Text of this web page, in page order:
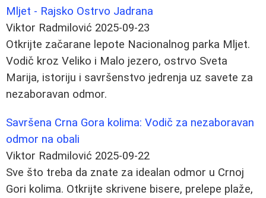
Mljet - Rajsko Ostrvo Jadrana
Viktor Radmilović 2025-09-23
Otkrijte začarane lepote Nacionalnog parka Mljet.
Vodič kroz Veliko i Malo jezero, ostrvo Sveta
Marija, istoriju i savršenstvo jedrenja uz savete za
nezaboravan odmor.
Savršena Crna Gora kolima: Vodič za nezaboravan
odmor na obali
Viktor Radmilović 2025-09-22
Sve što treba da znate za idealan odmor u Crnoj
Gori kolima. Otkrijte skrivene bisere, prelepe plaže,